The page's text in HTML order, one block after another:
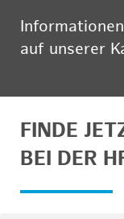
auf unserer
FINDE
BEI DER